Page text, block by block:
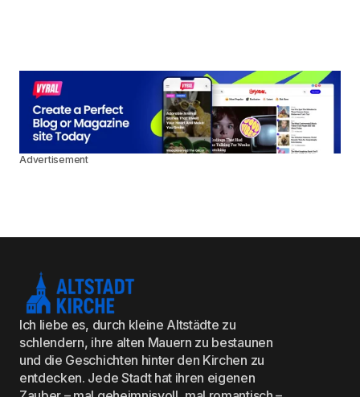
Advertisement
Ich liebe es, durch kleine Altstädte zu
schlendern, ihre alten Mauern zu bestaunen
und die Geschichten hinter den Kirchen zu
entdecken. Jede Stadt hat ihren eigenen